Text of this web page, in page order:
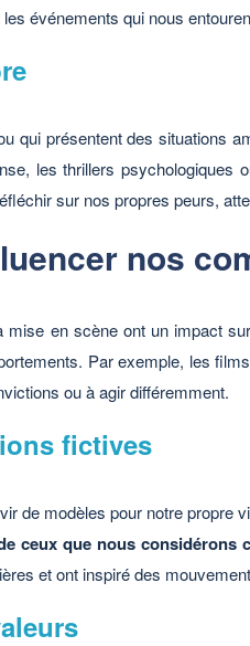
événements qui nous
qui présentent des situations
les thrillers psychologiques
sur nos propres peurs,
nos
en scène ont un impact
Par exemple, les
ou à agir différemment.
fictives
de modèles pour notre propre
ceux que nous
et ont inspiré des